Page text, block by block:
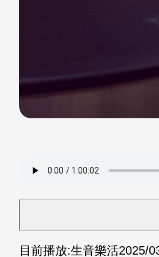
目前播放:生音樂活2025/